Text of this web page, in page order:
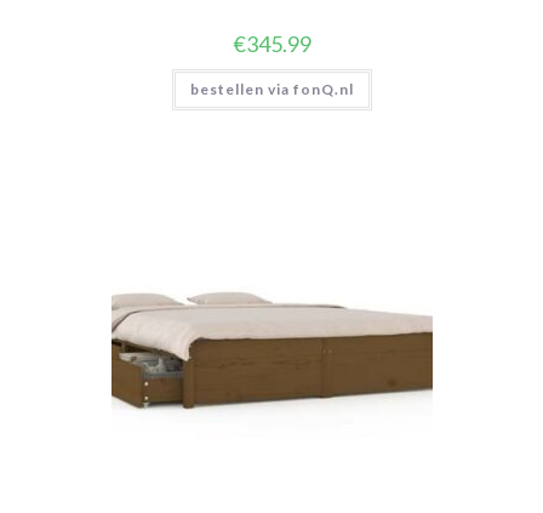
€345.99
bestellen via fonQ.nl